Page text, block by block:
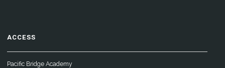
ACCESS
Pacific Bridge Academy